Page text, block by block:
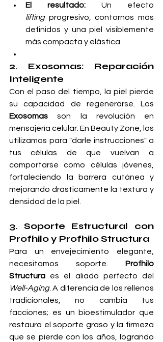
El resultado:
lifting progresivo, contornos más
definidos y una piel visiblemente
más compacta y elástica.
2. Exosomas: Reparación
Inteligente
Con el paso del tiempo, la piel pierde
Exosomas son la revolución en
mensajería celular. En Beauty Zone, los
utilizamos para "darle instrucciones" a
tus células de que vuelvan a
comportarse como células jóvenes,
fortaleciendo la barrera cutánea y
mejorando drásticamente la textura y
densidad de la piel.
3. Soporte Estructural con
Profhilo y Profhilo Structura
Para un envejecimiento elegante,
necesitamos soporte. Profhilo
Structura
Well-Aging. A diferencia de los rellenos
tradicionales, no cambia tus
facciones; es un bioestimulador que
restaura el soporte graso y la firmeza
que se pierde con los años, logrando